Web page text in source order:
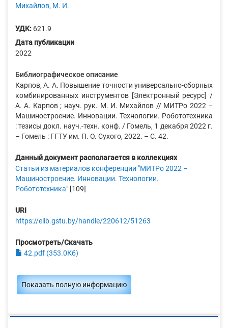
Михайлов, М. И.
УДК: 621.9
Дата публикации
2022
Библиографическое описание
Карпов, А. А. Повышение точности универсально-сборных
комбинированных инструментов [Электронный ресурс] /
А. А. Карпов ; науч. рук. М. И. Михайлов // МИТРо 2022 –
Машиностроение. Инновации. Технологии. Робототехника
: тезисы докл. науч.-техн. конф. / Гомель, 1 декабря 2022 г.
– Гомель : ГГТУ им. П. О. Сухого, 2022. – С. 42.
Данный документ располагается в коллекциях
Статьи из материалов конференции "МИТРо 2022 –
Машиностроение. Инновации. Технологии.
Робототехника" [109]
URI
https://elib.gstu.by/handle/220612/51263
Просмотреть/Скачать
42.pdf (353.0Кб)
Показать полную информацию